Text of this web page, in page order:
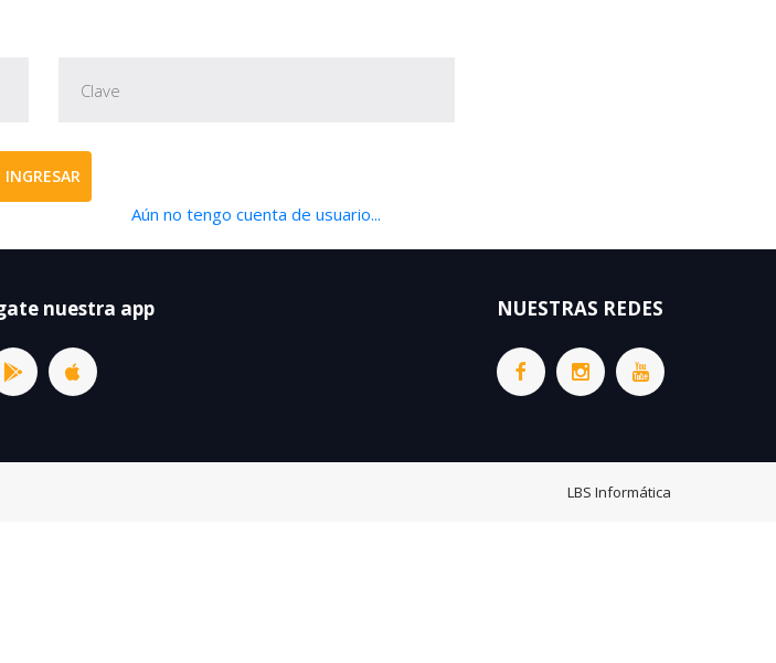
INGRESAR
Aún no tengo cuenta de usuario...
nuestra app NUESTRAS REDES
LBS Informática